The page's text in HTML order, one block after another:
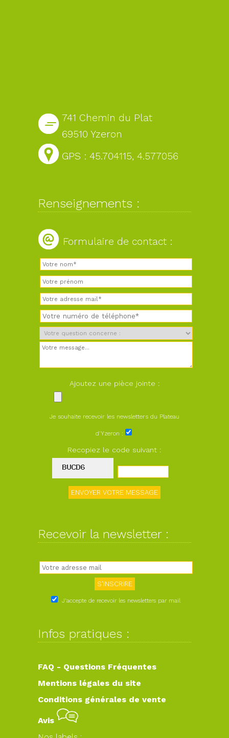
741 Chemin du Plat
69510 Yzeron
GPS : 45.704115, 4.577056
Renseignements :
Formulaire de contact :
Ajoutez une pièce jointe :
Je souhaite recevoir les newsletters du Plateau
d'Yzeron :
Recopiez le code suivant :
Recevoir la newsletter :
J'accepte de recevoir les newsletters par mail
Infos pratiques :
FAQ - Questions Fréquentes
Mentions légales du site
Conditions générales de vente
Avis